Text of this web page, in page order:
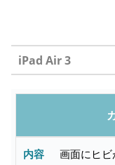
iPad Air 3
理
内
画面にヒ